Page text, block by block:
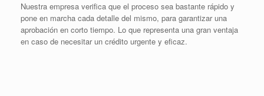
Nuestra empresa verifica que el proceso sea bastante rápido y
pone en marcha cada detalle del mismo, para garantizar una
aprobación en corto tiempo. Lo que representa una gran ventaja
en caso de necesitar un crédito urgente y eficaz.